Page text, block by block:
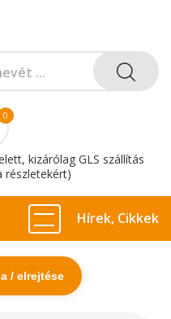
0
kizárólag GLS szállítás
részletekért)
Hírek, Cikkek
/ elrejtése